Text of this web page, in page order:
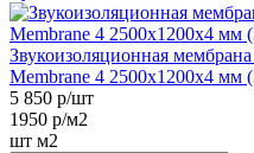
Звукоизоляционная
Membrane 4 2500х1200х4 мм
5 850 р/шт
1950 р/м2
шт м2